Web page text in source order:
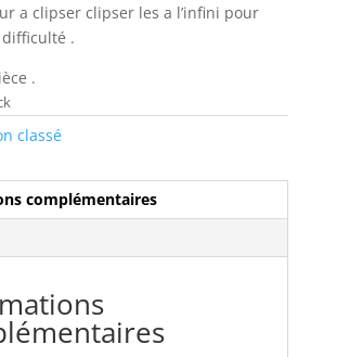
a clipser clipser les a l’infini pour
.
.
classé
complémentaires